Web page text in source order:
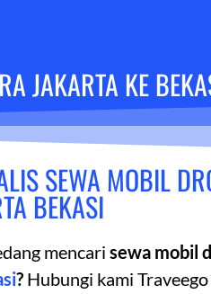
JAKARTA KE
SEWA MOBIL
BEKASI
mencari sewa mobil
? Hubungi kami